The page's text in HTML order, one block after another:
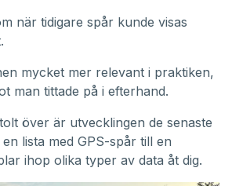
när tidigare spår kunde visas
mycket mer relevant i praktiken,
man tittade på i efterhand.
över är utvecklingen de senaste
lista med GPS-spår till en
ihop olika typer av data åt dig.